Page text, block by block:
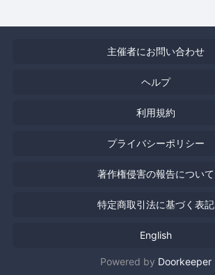
主催者にお問い合わせ
ヘルプ
利用規約
プライバシーポリシー
著作権侵害の報告について
特定商取引法に基づく表記
English
Powered by Doorkeeper